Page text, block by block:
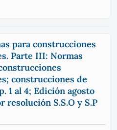
para construcciones
Parte III: Normas
construcciones de
1 al 4; Edición agosto
resolución S.S.O y S.P